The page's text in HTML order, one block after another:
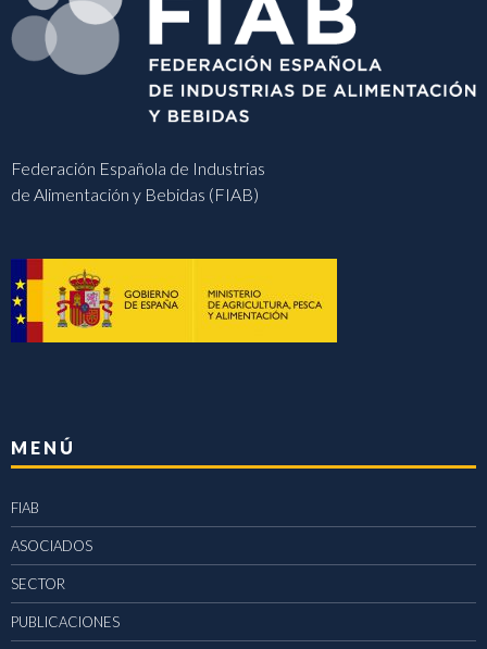
Federación Española de Industrias
de Alimentación y Bebidas (FIAB)
MENÚ
FIAB
ASOCIADOS
SECTOR
PUBLICACIONES